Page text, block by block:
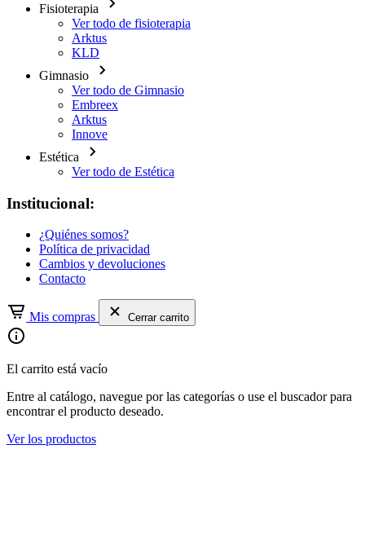
Fisioterapia
Ver todo de fisioterapia
Arktus
KLD
Gimnasio
Ver todo de Gimnasio
Embreex
Arktus
Innove
Estética
Ver todo de Estética
Institucional:
¿Quiénes somos?
Política de privacidad
Cambios y devoluciones
Contacto
Mis compras Cerrar carrito
El carrito está vacío
Entre al catálogo, navegue por las categorías o use el buscador para
encontrar el producto deseado.
Ver los productos